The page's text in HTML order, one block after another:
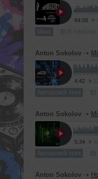
64:08
Микс
Anton Sokolov ➝
4:42
Авторский трек
Anton Sokolov ➝
5:34
Авторский трек
Anton Sokolov ➝